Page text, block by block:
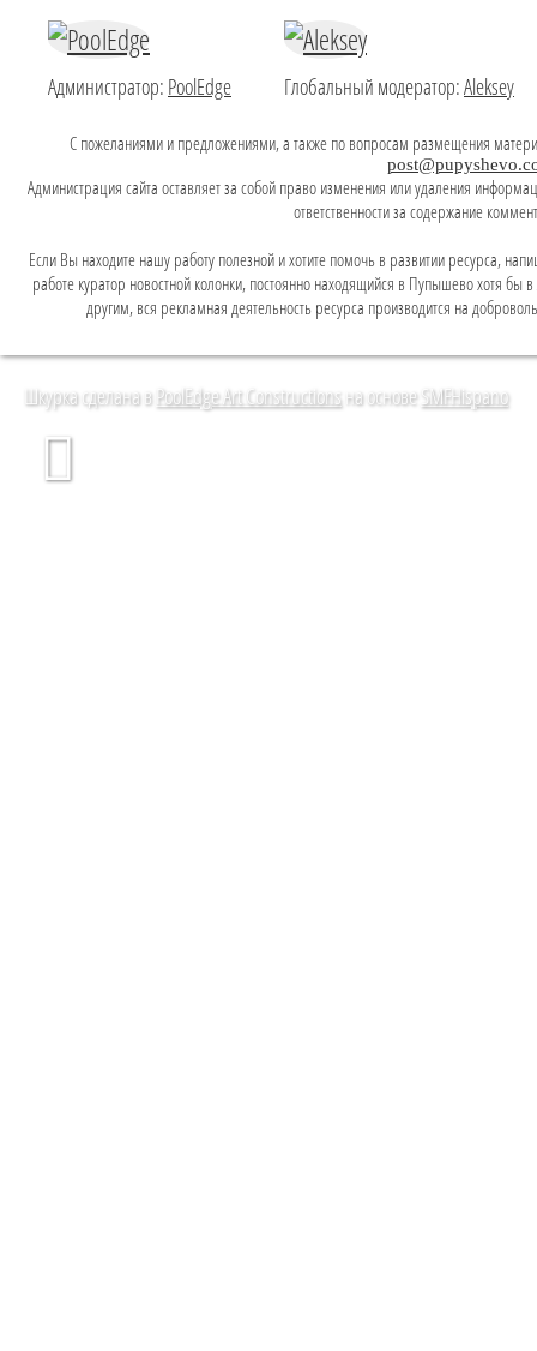
Администратор: PoolEdge Глобальный модератор:Aleksey
C пожеланиями и предложениями, а также по вопросам размещения
Администрация сайта оставляет за собой право изменения или удаления
ответственности за содержание
Если Вы находите нашу работу полезной и хотите помочь в развитии ресурса,
работе куратор новостной колонки, постоянно находящийся в Пупышево хотя бы
другим, вся рекламная деятельность ресурса производится на
Шкурка сделана в PoolEdge Art Constructions на основеSMFHispano